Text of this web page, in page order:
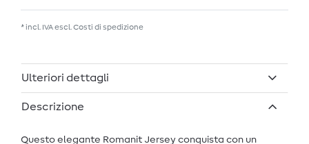
* incl. IVA escl. Costi di spedizione
Ulteriori dettagli
Descrizione
Questo elegante Romanit Jersey conquista con un